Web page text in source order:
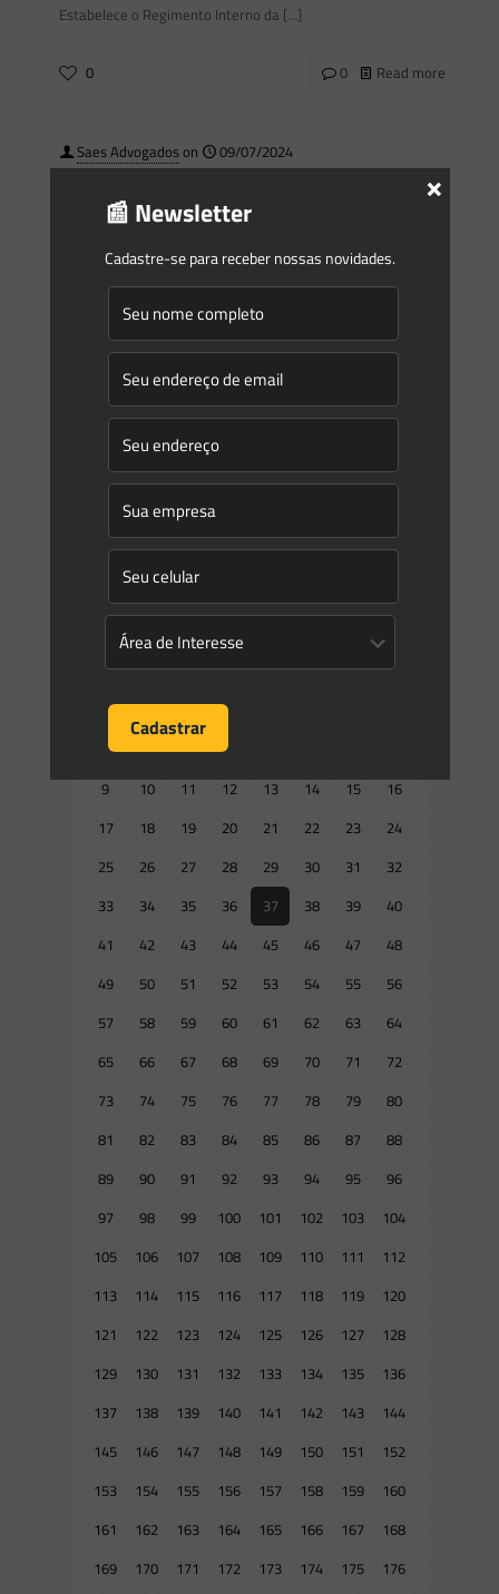
Estabelece o Regimento Interno da […]
0 0 Read more
Saes Advogadoson
09/07/2024
RESOLUÇÃO CONJUNTA SEMAD/FEAM/IEF No 3.304 DE 17 DE
acompanhamento das atividades exercidas pelos municípios
no âmbito de convênios de cooperação técnica[…]
0 Read more
Saes Advogadoson
09/07/2024
Novidades | Âmbito Federal
DIÁRIO OFICIAL DA UNIÃOPublicado em: 09/07/2024 | Edição:
130 | Seção: 1 | Página: 133Órgão: Ministério do Meio
0 Read more
1 2 3 4
9
10 11 12 13 14 15
16
17
18 19 20 21 22 23
24
25
26 27 28 29 30 31
32
33
34 35 36 37 38 39
40
41
42 43 44 45 46 47
48
49
50 51 52 53 54 55
56
57
58 59 60 61 62 63
64
65
66 67 68 69 70 71
72
73
74 75 76 77 78 79
80
81
82 83 84 85 86 87
88
89
90 91 92 93 94 95
96
97
98 99 100 101 102 103
104
105
106 107 108 109 110 111
112
113
114 115 116 117 118 119
120
121
122 123 124 125 126 127
128
129
130 131 132 133 134 135
136
137
138 139 140 141 142 143
144
145
146 147 148 149 150 151
152
153
154 155 156 157 158 159
160
161
162 163 164 165 166 167
168
169
170 171 172 173 174 175
176
📰 Newsletter
Cadastre-se para receber nossas novidades.
×